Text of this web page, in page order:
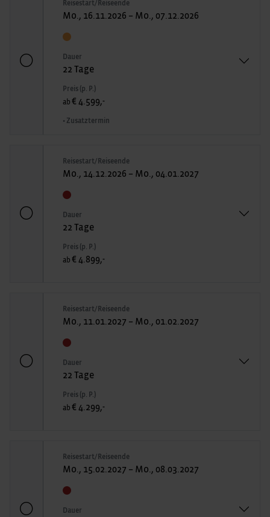
Reisestart/Reiseende
Mo., 16.11.2026 – Mo., 07.12.2026
Dauer
22 Tage
Preis (p. P.)
ab € 4.599,-
• Zusatztermin
Reisestart/Reiseende
Mo., 14.12.2026 – Mo., 04.01.2027
Dauer
22 Tage
Preis (p. P.)
ab € 4.899,-
Reisestart/Reiseende
Mo., 11.01.2027 – Mo., 01.02.2027
Dauer
22 Tage
Preis (p. P.)
ab € 4.299,-
Reisestart/Reiseende
Mo., 15.02.2027 – Mo., 08.03.2027
Dauer